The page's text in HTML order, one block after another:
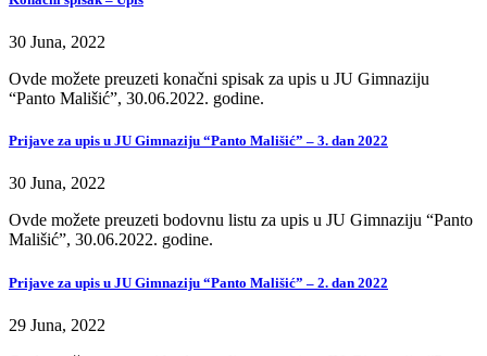
30 Juna, 2022
Ovde možete preuzeti konačni spisak za upis u JU Gimnaziju
“Panto Mališić”, 30.06.2022. godine.
Prijave za upis u JU Gimnaziju “Panto Mališić” – 3. dan 2022
30 Juna, 2022
Ovde možete preuzeti bodovnu listu za upis u JU Gimnaziju “Panto
Mališić”, 30.06.2022. godine.
Prijave za upis u JU Gimnaziju “Panto Mališić” – 2. dan 2022
29 Juna, 2022